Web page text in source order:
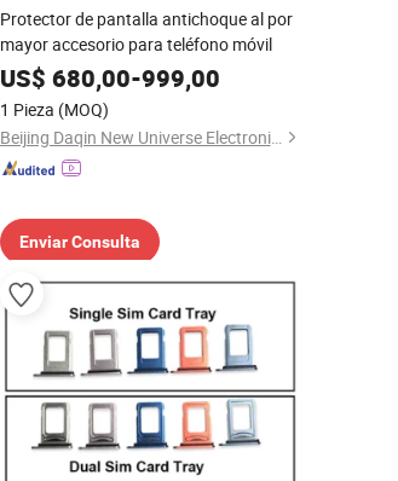
Protector de pantalla antichoque al por
mayor accesorio para teléfono móvil
US$ 680,00-999,00
1 Pieza (MOQ)
Beijing Daqin New Universe Electronic Co., Ltd.
Enviar Consulta